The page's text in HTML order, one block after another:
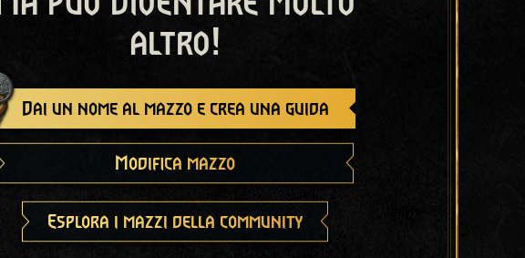
altro!
Dai un nome al mazzo e crea una guida
Modifica mazzo
Esplora i mazzi della community